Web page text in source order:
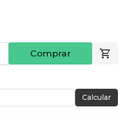
Comprar
Calcular